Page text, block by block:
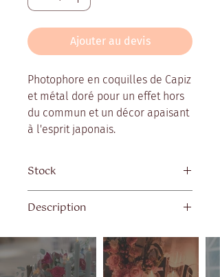
Ajouter au devis
Photophore en coquilles de Capiz
et métal doré pour un effet hors
du commun et un décor apaisant
à l'esprit japonais.
Stock
Grand modèle : 9
Description
Dimensions :
Petit modèle : P12 xH6.5x L12 cm
Grand modèle : D15cm x h12cm